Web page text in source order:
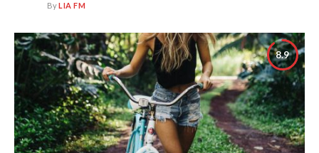
ByLIA FM
8.9